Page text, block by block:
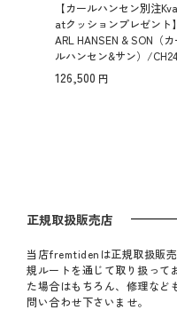
【カールハンセン別注
atクッションプレゼント
ARL HANSEN & SON（カ
ルハンセン&サン）/
チェア（ワイチェア）/ビ
チ材/オイル仕上げ/ナチュ
126,500
正規取扱販売店
当店fremtidenは正規取扱販
規ルートを通じて取り扱って
た場合はもちろん、修理など
問い合わせ下さいませ。